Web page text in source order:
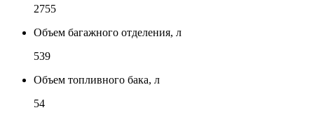
2755
Объем багажного отделения, л
539
Объем топливного бака, л
54